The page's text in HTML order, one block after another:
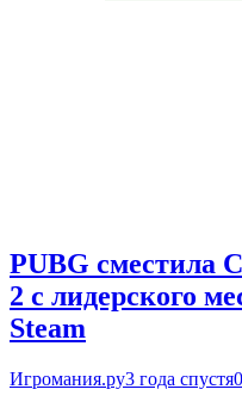
PUBG сместила
2 с лидерского
Steam
Игромания.ру3 года спустя0